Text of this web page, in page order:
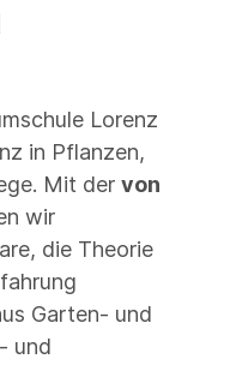
Lorenz
in Pflanzen,
Mit der von
wir
die Theorie
Garten- und
und